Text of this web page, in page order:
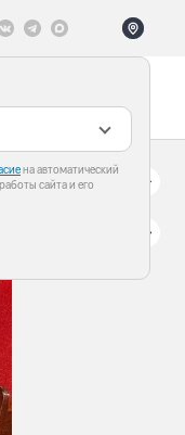
на автоматический
сайта и его